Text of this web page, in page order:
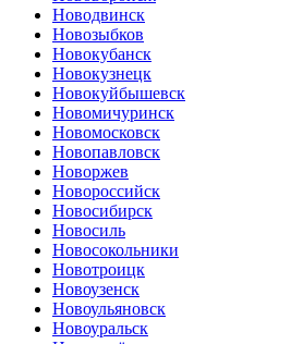
Новодвинск
Новозыбков
Новокубанск
Новокузнецк
Новокуйбышевск
Новомичуринск
Новомосковск
Новопавловск
Новоржев
Новороссийск
Новосибирск
Новосиль
Новосокольники
Новотроицк
Новоузенск
Новоульяновск
Новоуральск